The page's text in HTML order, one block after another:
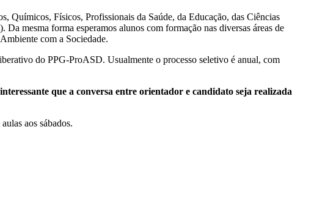
Físicos, Profissionais da Saúde, da Educação, das Ciências
). Da mesma forma esperamos alunos com formação nas diversas áreas de
com a Sociedade.
do PPG-ProASD. Usualmente o processo seletivo é anual, com
que a conversa entre orientador e candidato seja realizada
aos sábados.